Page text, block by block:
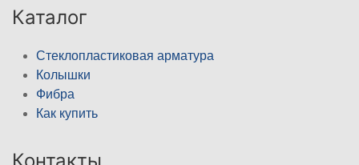
Каталог
Стеклопластиковая арматура
Колышки
Фибра
Как купить